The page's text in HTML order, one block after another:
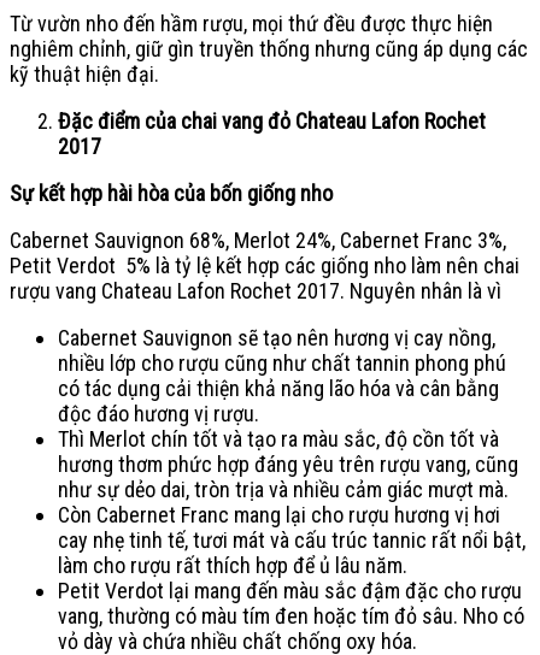
Từ vườn nho đến hầm rượu, mọi thứ đều được thực hiện
nghiêm chỉnh, giữ gìn truyền thống nhưng cũng áp dụng các
kỹ thuật hiện đại.
Đặc điểm của chai vang đỏ Chateau Lafon Rochet
2017
Sự kết hợp hài hòa của bốn giống nho
Cabernet Sauvignon 68%, Merlot 24%, Cabernet Franc 3%,
Petit Verdot 5% là tỷ lệ kết hợp các giống nho làm nên chai
rượu vang Chateau Lafon Rochet 2017. Nguyên nhân là vì
Cabernet Sauvignon sẽ tạo nên hương vị cay nồng,
nhiều lớp cho rượu cũng như chất tannin phong phú
có tác dụng cải thiện khả năng lão hóa và cân bằng
độc đáo hương vị rượu.
Thì Merlot chín tốt và tạo ra màu sắc, độ cồn tốt và
hương thơm phức hợp đáng yêu trên rượu vang, cũng
như sự dẻo dai, tròn trịa và nhiều cảm giác mượt mà.
Còn Cabernet Franc mang lại cho rượu hương vị hơi
cay nhẹ tinh tế, tươi mát và cấu trúc tannic rất nổi bật,
làm cho rượu rất thích hợp để ủ lâu năm.
Petit Verdot lại mang đến màu sắc đậm đặc cho rượu
vang, thường có màu tím đen hoặc tím đỏ sâu. Nho có
vỏ dày và chứa nhiều chất chống oxy hóa.